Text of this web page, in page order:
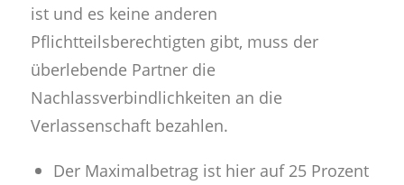
ist und es keine anderen
Pflichtteilsberechtigten gibt, muss der
überlebende Partner die
Nachlassverbindlichkeiten an die
Verlassenschaft bezahlen.
Der Maximalbetrag ist hier auf 25 Prozent